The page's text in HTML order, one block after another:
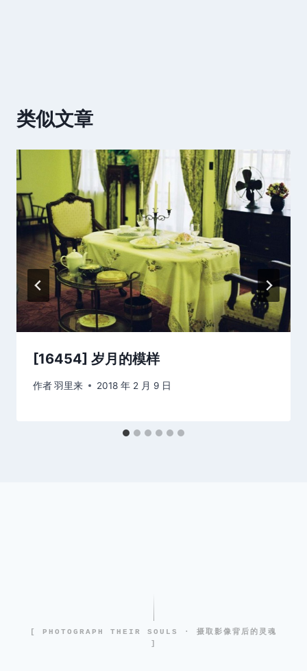
类似文章
[16454] 岁月的模样
作者羽里来 2018 年 2 月 9 日
[ PHOTOGRAPH THEIR SOULS · 摄取影像背后的灵魂
]